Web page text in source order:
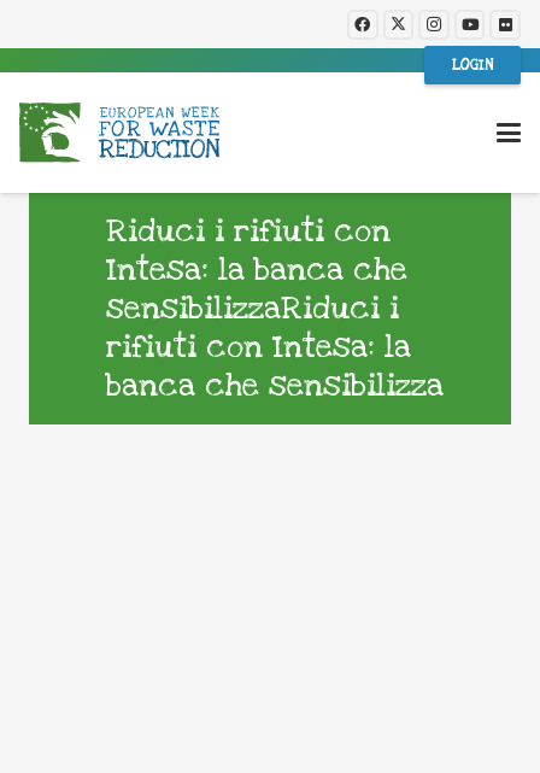
LOGIN
Riduci i rifiuti con
Intesa: la banca che
sensibilizzaRiduci i
rifiuti con Intesa: la
banca che sensibilizza